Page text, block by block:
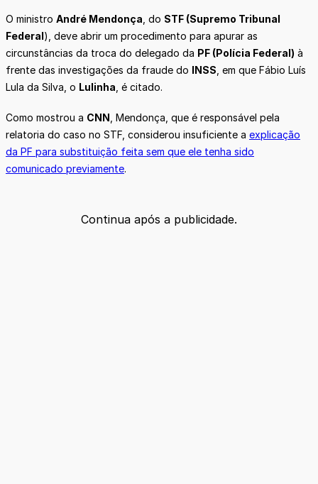
O ministro André Mendonça , do STF (Supremo Tribunal
Federal), deve abrir um procedimento para apurar as
circunstâncias da troca do delegado da PF (Polícia Federal) à
frente das investigações da fraude do INSS , em que Fábio Luís
Lula da Silva, o Lulinha , é citado.
Como mostrou a CNN , Mendonça, que é responsável pela
relatoria do caso no STF, considerou insuficiente a explicação
da PF para substituição feita sem que ele tenha sido
comunicado previamente.
Continua após a publicidade.